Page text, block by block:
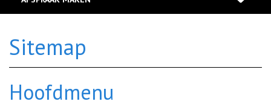
ons af! Nu rijden, straks betalen? Ook dat kan via onze
partners!
Sitemap
Hoofdmenu